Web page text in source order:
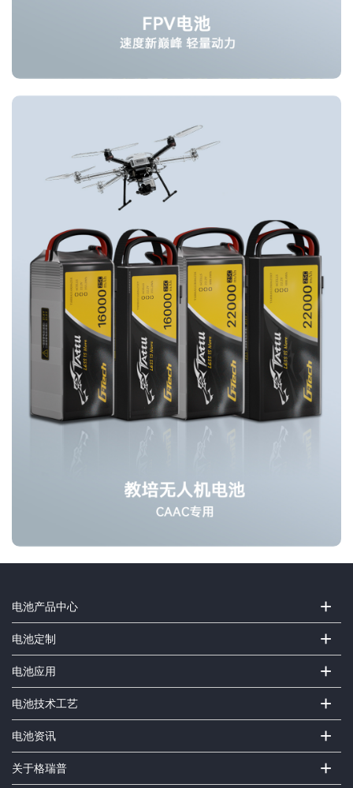
电池产品中心 +
电池定制 +
电池应用 +
电池技术工艺 +
电池资讯 +
关于格瑞普 +